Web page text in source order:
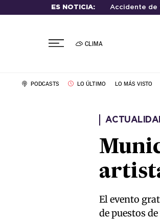
ES NOTICIA: Accidente de
CLIMA
PODCASTS LO ÚLTIMO LO MÁS VISTO
El evento
de puestos